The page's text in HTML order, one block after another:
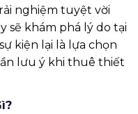
nghiệm tuyệt vời
sẽ khám phá lý do tại
kiện lại là lựa chọn
lưu ý khi thuê thiết